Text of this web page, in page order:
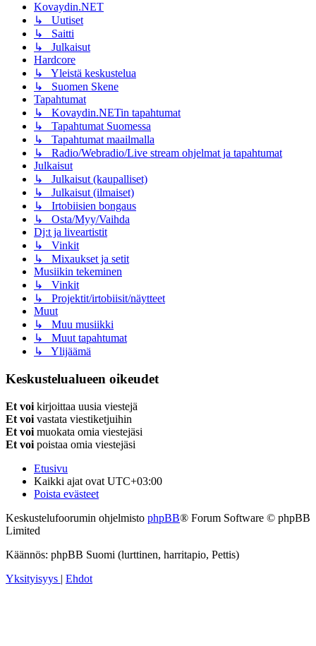
Kovaydin.NET
↳ Uutiset
↳ Saitti
↳ Julkaisut
Hardcore
↳ Yleistä keskustelua
↳ Suomen Skene
Tapahtumat
↳ Kovaydin.NETin tapahtumat
↳ Tapahtumat Suomessa
↳ Tapahtumat maailmalla
↳ Radio/Webradio/Live stream ohjelmat ja tapahtumat
Julkaisut
↳ Julkaisut (kaupalliset)
↳ Julkaisut (ilmaiset)
↳ Irtobiisien bongaus
↳ Osta/Myy/Vaihda
Dj:t ja liveartistit
↳ Vinkit
↳ Mixaukset ja setit
Musiikin tekeminen
↳ Vinkit
↳ Projektit/irtobiisit/näytteet
Muut
↳ Muu musiikki
↳ Muut tapahtumat
↳ Ylijäämä
Keskustelualueen oikeudet
Et voi kirjoittaa uusia viestejä
Et voi vastata viestiketjuihin
Et voi muokata omia viestejäsi
Et voi poistaa omia viestejäsi
Etusivu
Kaikki ajat ovat UTC+03:00
Poista evästeet
Keskustelufoorumin ohjelmisto phpBB® Forum Software © phpBB
Limited
Käännös: phpBB Suomi (lurttinen, harritapio, Pettis)
Yksityisyys | Ehdot